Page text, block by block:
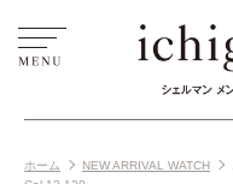
ホーム NEW ARRIVAL WATCH